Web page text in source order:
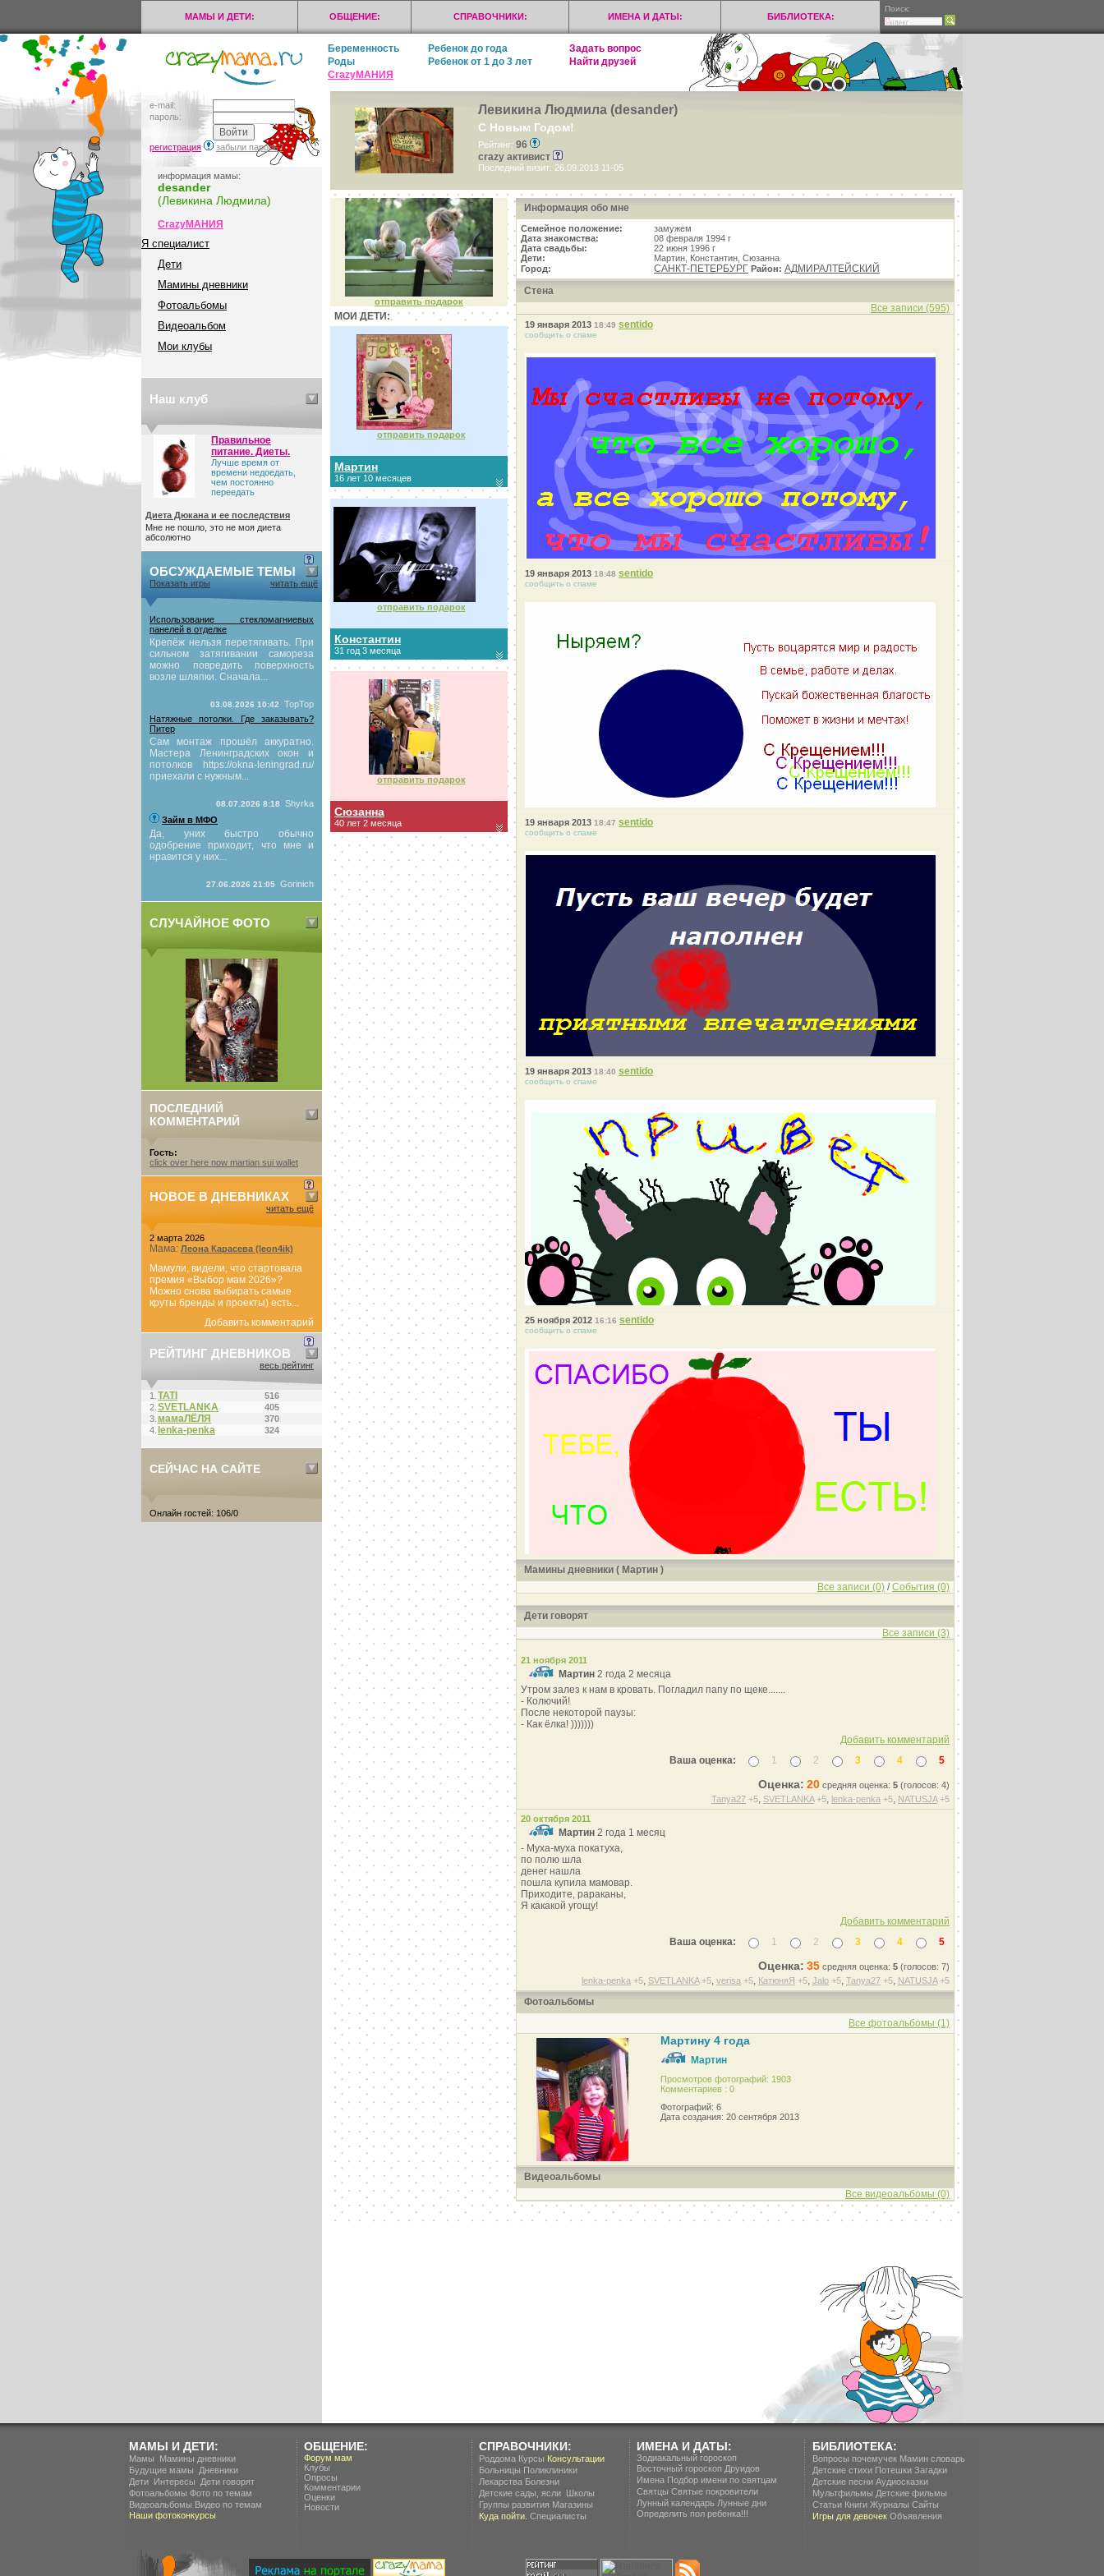
МАМЫ И ДЕТИ: ОБЩЕНИЕ: СПРАВОЧНИКИ: ИМЕНА И ДАТЫ: БИБЛИОТЕКА:
Поиск:
Беременность Ребенок до года
Задать вопрос
Роды
Ребенок от 1 до 3 лет
Найти друзей
CrazyМАНИЯ
e-mail:
пароль:
регистрация забыли пароль?
информация мамы:
desander
(Левикина Людмила)
CrazyМАНИЯ
Я специалист
Дети
Мамины дневники
Фотоальбомы
Видеоальбом
Мои клубы
Наш клуб
Правильное
питание. Диеты.
Лучше время от
времени недоедать,
чем постоянно
переедать
Диета Дюкана и ее последствия
Мне не пошло, это не моя диета
абсолютно
ОБСУЖДАЕМЫЕ ТЕМЫ
Показать игры читать ещё
Использование стекломагниевых
панелей в отделке
Крепёж нельзя перетягивать. При
сильном затягивании самореза
можно повредить поверхность
возле шляпки. Сначала...
03.08.2026 10:42
TopTop
Натяжные потолки. Где заказывать?
Питер
Сам монтаж прошёл аккуратно.
Мастера Ленинградских окон и
потолков https://okna-leningrad.ru/
приехали с нужным...
08.07.2026 8:18
Shyrka
Займ в МФО
Да, уних быстро обычно
одобрение приходит, что мне и
нравится у них...
27.06.2026 21:05 Gorinich
СЛУЧАЙНОЕ ФОТО
ПОСЛЕДНИЙ
КОММЕНТАРИЙ
Гость:
click over here now martian sui wallet
НОВОЕ В ДНЕВНИКАХ
читать ещё
2 марта 2026
Мама: Леона Карасева (leon4ik)
Мамули, видели, что стартовала
премия «Выбор мам 2026»?
Можно снова выбирать самые
круты бренды и проекты) есть...
Добавить комментарий
РЕЙТИНГ ДНЕВНИКОВ
весь рейтинг
1. ТАТI
516
2. SVETLANKA
405
3. мамаЛЁЛЯ
370
4. lenka-penka 324
СЕЙЧАС НА САЙТЕ
Онлайн гостей: 106/0
Левикина Людмила (desander)
С Новым Годом!
Рейтинг: 96
crazy активист
Последний визит: 26.09.2013 11-05
отправить подарок
МОИ ДЕТИ:
отправить подарок
Мартин
16 лет 10 месяцев
отправить подарок
Константин
31 год 3 месяца
отправить подарок
Сюзанна
40 лет 2 месяца
Информация обо мне
Семейное положение:
замужем
Дата знакомства:
08 февраля 1994 г
Дата свадьбы:
22 июня 1996 г
Дети:
Мартин, Константин, Сюзанна
Город:
САНКТ-ПЕТЕРБУРГ Район: АДМИРАЛТЕЙСКИЙ
Стена
Все записи (595)
19 января 2013 18:49 sentido
сообщить о спаме
19 января 2013 18:48 sentido
сообщить о спаме
19 января 2013 18:47 sentido
сообщить о спаме
19 января 2013 18:40 sentido
сообщить о спаме
25 ноября 2012 16:16 sentido
сообщить о спаме
Мамины дневники ( Мартин )
Все записи (0) /События (0)
Дети говорят
Все записи (3)
21 ноября 2011
Мартин 2 года 2 месяца
Утром залез к нам в кровать. Погладил папу по щеке.......
- Колючий!
После некоторой паузы:
- Как ёлка! )))))))
Добавить комментарий
Ваша оценка:
1 2 3 4 5
Оценка: 20 средняя оценка: 5 (голосов: 4)
Tanya27 +5, SVETLANKA +5, lenka-penka +5, NATUSJA +5
20 октября 2011
Мартин 2 года 1 месяц
- Муха-муха покатуха,
по полю шла
денег нашла
пошла купила мамовар.
Приходите, рараканы,
Я какакой угощу!
Добавить комментарий
Ваша оценка:
1 2 3 4 5
Оценка: 35 средняя оценка: 5 (голосов: 7)
lenka-penka +5, SVETLANKA +5, verisa +5, КатюняЯ +5, Jalo +5, Tanya27 +5, NATUSJA +5
Фотоальбомы
Все фотоальбомы (1)
Мартину 4 года
Мартин
Просмотров фотографий: 1903
Комментариев : 0
Фотографий: 6
Дата создания: 20 сентября 2013
Видеоальбомы
Все видеоальбомы (0)
МАМЫ И ДЕТИ:
Мамы
Мамины дневники
Будущие мамы
Дневники
Дети Интересы
Дети говорят
Фотоальбомы Фото по темам
Видеоальбомы Видео по темам
Наши фотоконкурсы
ОБЩЕНИЕ:
Форум мам
Клубы
Опросы
Комментарии
Оценки
Новости
СПРАВОЧНИКИ:
Роддома Курсы Консультации
Больницы Поликлиники
Лекарства Болезни
Детские сады, ясли Школы
Группы развития Магазины
Куда пойти. Специалисты
ИМЕНА И ДАТЫ:
Зодиакальный гороскоп
Восточный гороскоп Друидов
Имена Подбор имени по святцам
Святцы Святые покровители
Лунный календарь Лунные дни
Определить пол ребенка!!!
БИБЛИОТЕКА:
Вопросы почемучек Мамин словарь
Детские стихи Потешки Загадки
Детские песни Аудиосказки
Мультфильмы Детские фильмы
Статьи Книги Журналы Сайты
Игры для девочек Объявления